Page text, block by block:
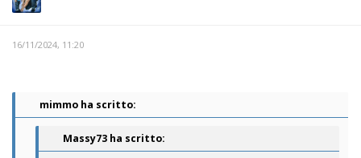
16/11/2024, 11:20
mimmo ha scritto:
Massy73 ha scritto: